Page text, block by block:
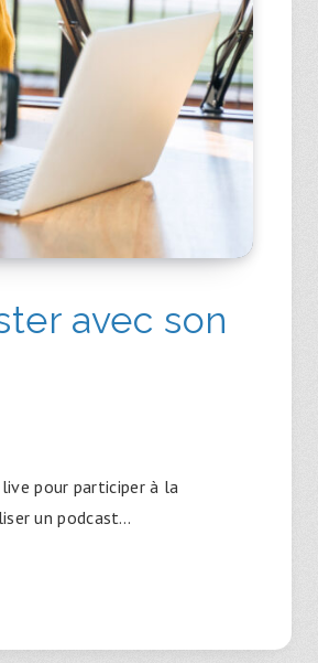
avec son
pour participer à la
un podcast…